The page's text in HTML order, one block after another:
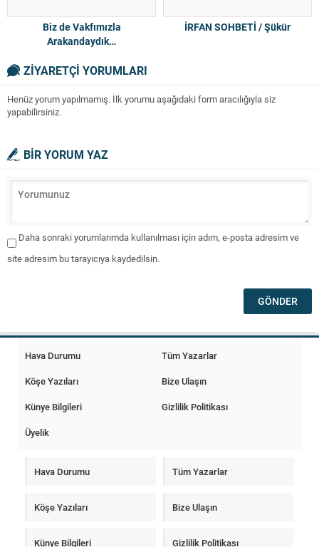
Biz de Vakfımızla
Arakandaydık…
İRFAN SOHBETİ / Şükür
ZİYARETÇİ YORUMLARI
Henüz yorum yapılmamış. İlk yorumu aşağıdaki form aracılığıyla siz
yapabilirsiniz.
BİR YORUM YAZ
Daha sonraki yorumlarımda kullanılması için adım, e-posta adresim ve
site adresim bu tarayıcıya kaydedilsin.
Hava Durumu
Tüm Yazarlar
Köşe Yazıları
Bize Ulaşın
Künye Bilgileri
Gizlilik Politikası
Üyelik
Hava Durumu Tüm Yazarlar
Köşe Yazıları Bize Ulaşın
Künye Bilgileri Gizlilik Politikası